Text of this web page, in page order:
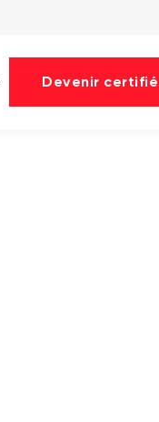
Devenir certifié